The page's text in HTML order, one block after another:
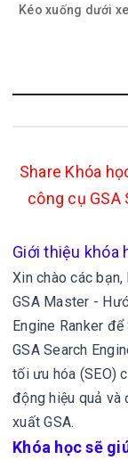
Kéo xuống dưới
Share Khóa
công cụ GSA
Giới thiệu
Xin chào các bạn,
GSA Master -
Engine Ranker
GSA Search
tối ưu hóa (SEO)
động hiệu quả và
xuất GSA.
Khóa học sẽ